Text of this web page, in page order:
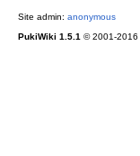
Site admin: anonymous
PukiWiki 1.5.1 © 2001-2016